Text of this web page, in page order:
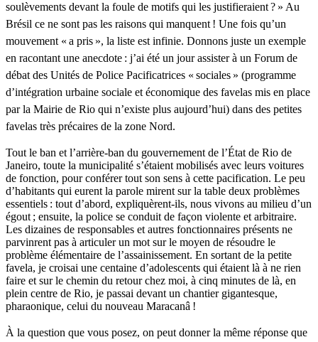
soulèvements devant la foule de motifs qui les justifieraient ? » Au
Brésil ce ne sont pas les raisons qui manquent ! Une fois qu’un
mouvement « a pris », la liste est infinie. Donnons juste un exemple
en racontant une anecdote : j’ai été un jour assister à un Forum de
débat des Unités de Police Pacificatrices « sociales » (programme
d’intégration urbaine sociale et économique des favelas mis en place
par la Mairie de Rio qui n’existe plus aujourd’hui) dans des petites
favelas très précaires de la zone Nord.
Tout le ban et l’arrière-ban du gouvernement de l’État de Rio de
Janeiro, toute la municipalité s’étaient mobilisés avec leurs voitures
de fonction, pour conférer tout son sens à cette pacification. Le peu
d’habitants qui eurent la parole mirent sur la table deux problèmes
essentiels : tout d’abord, expliquèrent-ils, nous vivons au milieu d’un
égout ; ensuite, la police se conduit de façon violente et arbitraire.
Les dizaines de responsables et autres fonctionnaires présents ne
parvinrent pas à articuler un mot sur le moyen de résoudre le
problème élémentaire de l’assainissement. En sortant de la petite
favela, je croisai une centaine d’adolescents qui étaient là à ne rien
faire et sur le chemin du retour chez moi, à cinq minutes de là, en
plein centre de Rio, je passai devant un chantier gigantesque,
pharaonique, celui du nouveau Maracanâ !
À la question que vous posez, on peut donner la même réponse que